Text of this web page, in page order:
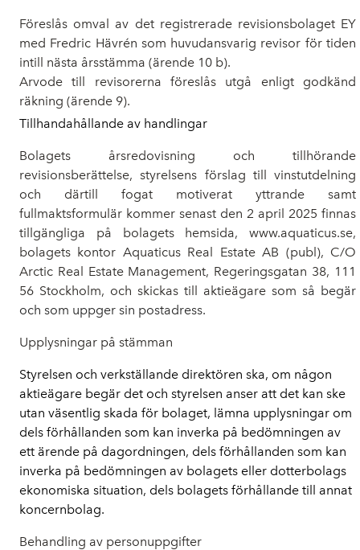
Föreslås omval av det registrerade revisionsbolaget EY
med Fredric Hävrén som huvudansvarig revisor för tiden
intill nästa årsstämma (ärende 10 b).
Arvode till revisorerna föreslås utgå enligt godkänd
räkning (ärende 9).
Tillhandahållande av handlingar
Bolagets årsredovisning och tillhörande
revisionsberättelse, styrelsens förslag till vinstutdelning
och därtill fogat motiverat yttrande samt
fullmaktsformulär kommer senast den 2 april 2025 finnas
tillgängliga på bolagets hemsida, www.aquaticus.se,
bolagets kontor Aquaticus Real Estate AB (publ), C/O
Arctic Real Estate Management, Regeringsgatan 38, 111
56 Stockholm, och skickas till aktieägare som så begär
och som uppger sin postadress.
Upplysningar på stämman
Styrelsen och verkställande direktören ska, om någon
aktieägare begär det och styrelsen anser att det kan ske
utan väsentlig skada för bolaget, lämna upplysningar om
dels förhållanden som kan inverka på bedömningen av
ett ärende på dagordningen, dels förhållanden som kan
inverka på bedömningen av bolagets eller dotterbolags
ekonomiska situation, dels bolagets förhållande till annat
koncernbolag.
Behandling av personuppgifter